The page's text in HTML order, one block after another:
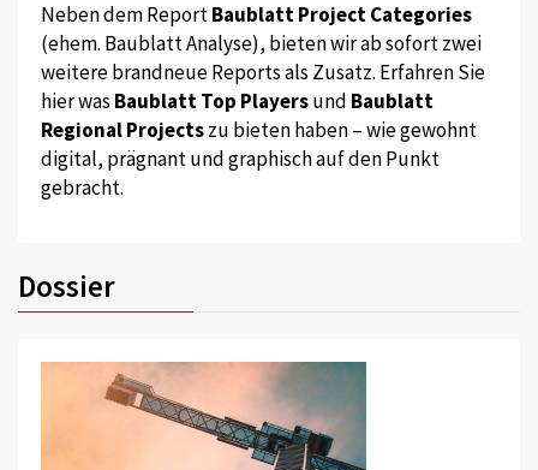
Neben dem ReportBaublatt Project Categories
(ehem. Baublatt Analyse), bieten wir ab sofort zwei
weitere brandneue Reports als Zusatz. Erfahren Sie
hier was Baublatt Top Playersund Baublatt
Regional Projectszu bieten haben – wie gewohnt
digital, prägnant und graphisch auf den Punkt
gebracht.
Dossier